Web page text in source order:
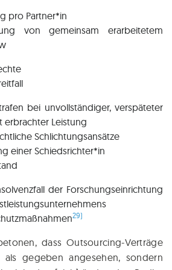
pro Partner*in
von gemein­sam erar­bei­te­tem
bei unvoll­stän­di­ger, ver­spä­te­ter
erbrach­ter Leistung
Schlichtungsansätze
einer Schiedsrichter*in
der For­schungs­ein­rich­tung
29)
dass Out­sour­cing-Ver­trä­ge
als gege­ben ange­se­hen, son­dern